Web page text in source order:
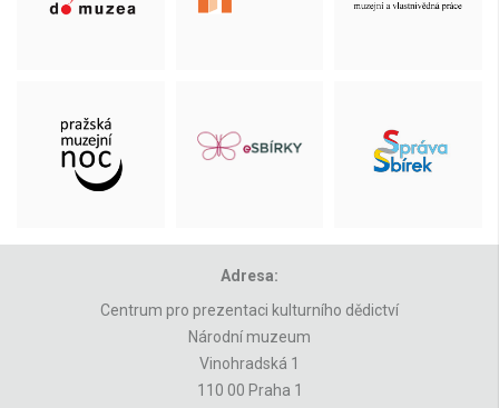
Adresa:
Centrum pro prezentaci kulturního dědictví
Národní muzeum
Vinohradská 1
110 00 Praha 1